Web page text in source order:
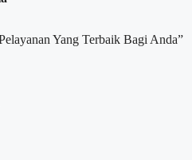
Yang Terbaik Bagi Anda”